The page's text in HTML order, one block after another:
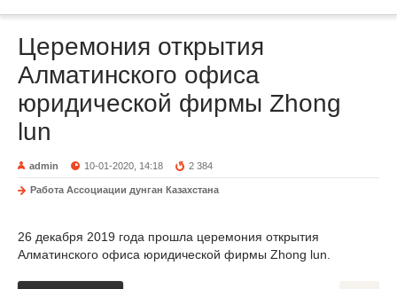
Церемония открытия
Алматинского офиса
юридической фирмы Zhong
lun
admin 10-01-2020, 14:18 2 384
Работа Ассоциации дунган Казахстана
26 декабря 2019 года прошла церемония открытия
Алматинского офиса юридической фирмы Zhong lun.